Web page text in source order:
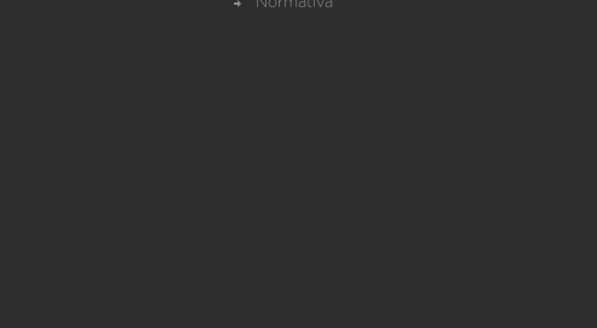
Normativa